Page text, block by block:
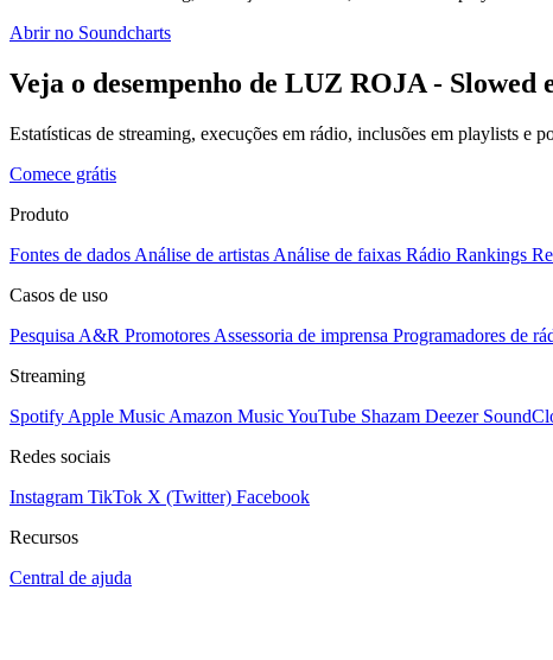
Abrir no Soundcharts
Veja o desempenho de LUZ ROJA - Slowed
Estatísticas de streaming, execuções em rádio, inclusões em playlists e
Comece grátis
Produto
Fontes de dados Análise de artistas Análise de faixas Rádio Rankings
Casos de uso
Pesquisa A&R Promotores Assessoria de imprensa Programadores de
Streaming
Spotify Apple Music Amazon MusicYouTube Shazam Deezer
Redes sociais
Instagram TikTok X (Twitter) Facebook
Recursos
Central de ajuda